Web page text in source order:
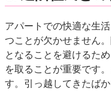
アパートでの快適な生
つことが欠かせません
となることを避けるた
を取ることが重要です
す。引っ越してきたば